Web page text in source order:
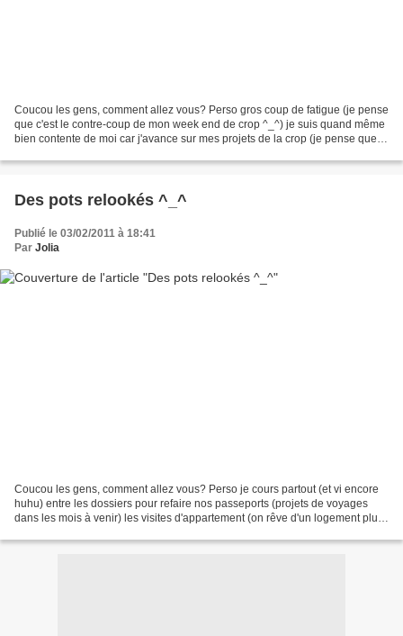
Coucou les gens, comment allez vous? Perso gros coup de fatigue (je pense
que c'est le contre-coup de mon week end de crop ^_^) je suis quand même
bien contente de moi car j'avance sur mes projets de la crop (je pense que
Des pots relookés ^_^
Publié le 03/02/2011 à 18:41
Par Jolia
Coucou les gens, comment allez vous? Perso je cours partout (et vi encore
huhu) entre les dossiers pour refaire nos passeports (projets de voyages
dans les mois à venir) les visites d'appartement (on rêve d'un logement plus